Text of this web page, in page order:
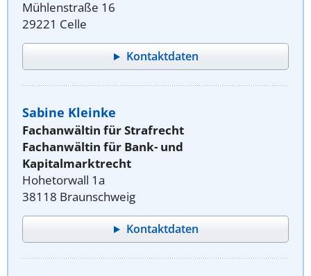
Mühlenstraße 16
29221 Celle
Kontaktdaten
Sabine Kleinke
Fachanwältin für Strafrecht
Fachanwältin für Bank- und
Kapitalmarktrecht
Hohetorwall 1a
38118 Braunschweig
Kontaktdaten